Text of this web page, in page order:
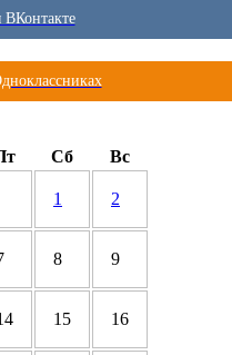
ВКонтакте
Сб Вс
1 2
8 9
15 16